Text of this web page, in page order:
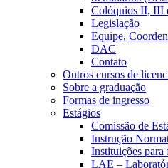
Colóquios II, III
Legislação
Equipe,
DAC
Contato
Outros cursos de
Sobre a graduação
Formas de ingresso
Estágios
Comissão de
Instrução
Instituições para
LAE –